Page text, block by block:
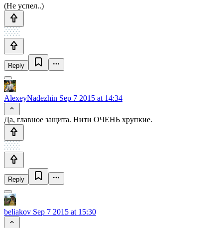
(Не успел..)
Reply
AlexeyNadezhin Sep 7 2015 at 14:34
Да, главное защита. Нити ОЧЕНЬ хрупкие.
Reply
beliakov Sep 7 2015 at 15:30